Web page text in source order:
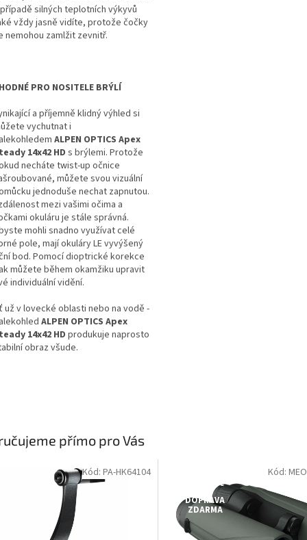
silných teplotních výkyvů
vždy jasně vidíte, protože čočky
nemohou zamlžit zevnitř.
PRO NOSITELE BRÝLÍ
a příjemně klidný výhled si
vychutnat i
ALPEN OPTICS Apex
14x42 HD s brýlemi. Protože
necháte twist-up očnice
můžete svou vizuální
jednoduše nechat zapnutou.
mezi vašimi očima a
okuláru je stále správná.
mohli snadno využívat celé
pole, mají okuláry LE vyvýšený
bod. Pomocí dioptrické korekce
můžete během okamžiku upravit
individuální vidění.
už v lovecké oblasti nebo na vodě -
ALPEN OPTICS Apex
14x42 HD produkuje naprosto
obraz všude.
přímo pro Vás
Kód: PA-HK64104
prodejně
DOPRAVA
ZDARMA
Kód: